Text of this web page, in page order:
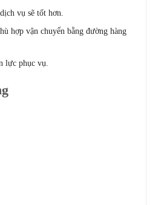
vụ sẽ tốt hơn.
hợp vận chuyển bằng đường hàng
lực phục vụ.